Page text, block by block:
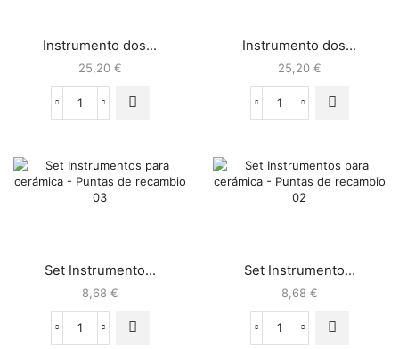
Instrumento dos...
25,20 €
Instrumento dos...
25,20 €
Set Instrumento...
8,68 €
Set Instrumento...
8,68 €